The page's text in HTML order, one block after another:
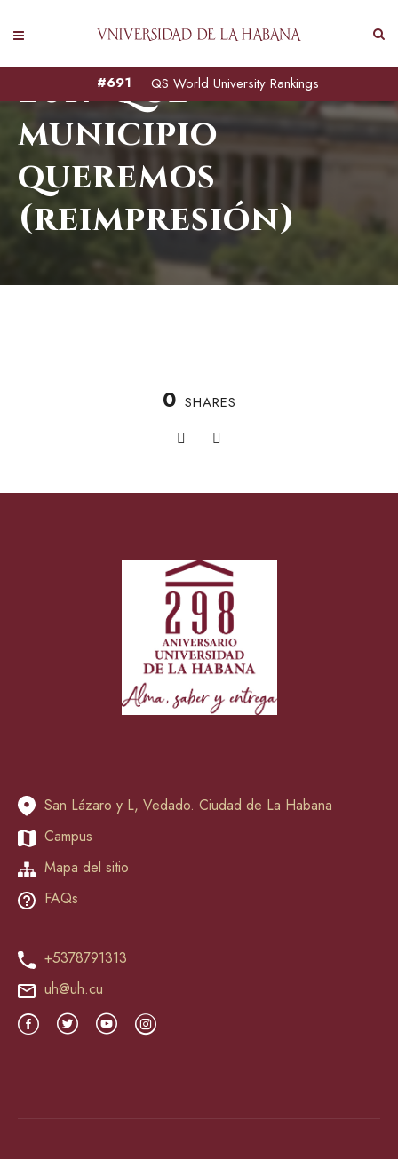
QS World University Rankings
#691
2017 Que
municipio
queremos
(reimpresión)
0 SHARES
San Lázaro y L, Vedado. Ciudad de La Habana
Campus
Mapa del sitio
FAQs
+5378791313
uh@uh.cu